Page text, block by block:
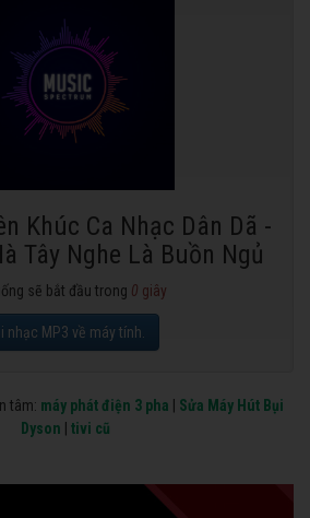
Khúc Ca Nhạc Dân Dã -
Tây Nghe Là Buồn Ngủ
sẽ bắt đầu trong 0 giây
nhạc MP3 về máy tính.
tâm: máy phát điện 3 pha
Sửa Máy Hút Bụi
Dyson
tivi cũ